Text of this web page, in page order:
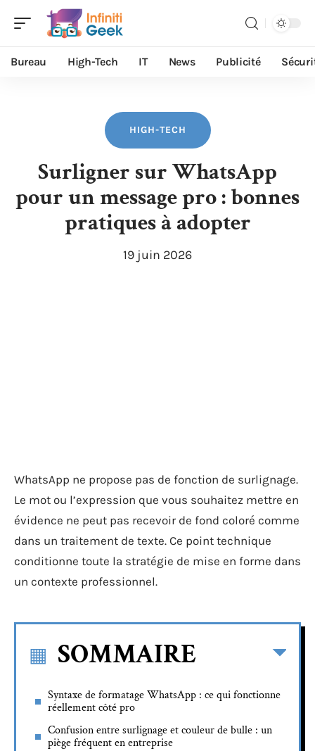
Bureau High-Tech IT News Publicité
HIGH-TECH
Surligner sur WhatsApp
pour un message pro : bonnes
pratiques à adopter
19 juin 2026
WhatsApp ne propose pas de fonction de surlignage.
Le mot ou l’expression que vous souhaitez mettre en
évidence ne peut pas recevoir de fond coloré comme
dans un traitement de texte. Ce point technique
conditionne toute la stratégie de mise en forme dans
un contexte professionnel.
SOMMAIRE
Syntaxe de formatage WhatsApp : ce qui fonctionne
réellement côté pro
Confusion entre surlignage et couleur de bulle : un
piège fréquent en entreprise